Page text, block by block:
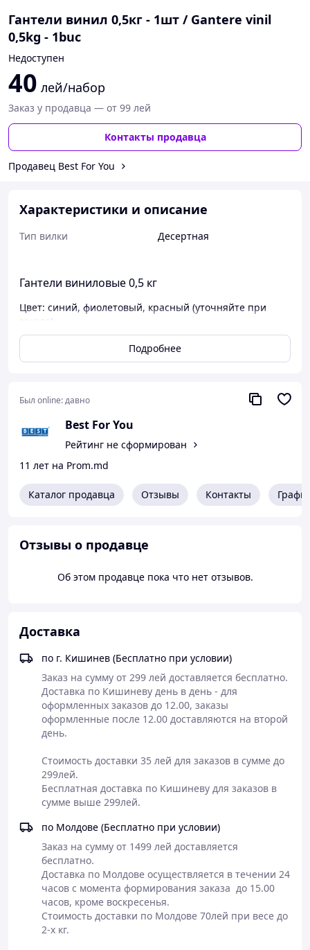
Гантели винил 0,5кг - 1шт / Gantere vinil
0,5kg - 1buc
Недоступен
40 лей/набор
Заказ у продавца — от 99 лей
Контакты продавца
Продавец Best For You
Характеристики и описание
Тип вилки Десертная
Гантели виниловые 0,5 кг
Цвет: синий, фиолетовый, красный (уточняйте при
заказе)
Цена за 1шт
Подробнее
Был online:давно
Best For You
Рейтинг не сформирован
11 лет на Prom.md
Каталог продавца Отзывы Контакты
Отзывы о продавце
Об этом продавце пока что нет отзывов.
Доставка
по г. Кишинев (Бесплатно при условии)
Заказ на сумму от 299 лей доставляется бесплатно.
Доставка по Кишиневу день в день - для
оформленных заказов до 12.00, заказы
оформленные после 12.00 доставляются на второй
день.
Стоимость доставки 35 лей для заказов в сумме до
299лей.
Бесплатная доставка по Кишиневу для заказов в
сумме выше 299лей.
по Молдове (Бесплатно при условии)
Заказ на сумму от 1499 лей доставляется
бесплатно.
Доставка по Молдове осуществляется в течении 24
часов с момента формирования заказа  до 15.00
часов, кроме воскресенья.
Стоимость доставки по Молдове 70лей при весе до
2-х кг.